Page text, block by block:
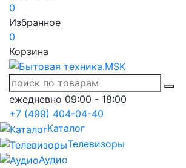
0
Избранное
0
Корзина
ежедневно 09:00 - 18:00
+7 (499) 404-04-40
Каталог
Телевизоры
Аудио